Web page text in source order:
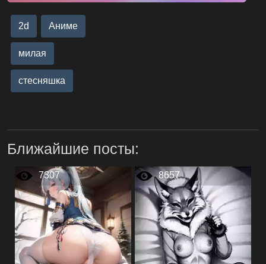
2d Аниме
милая
стесняшка
Ближайшие посты:
7307 8657